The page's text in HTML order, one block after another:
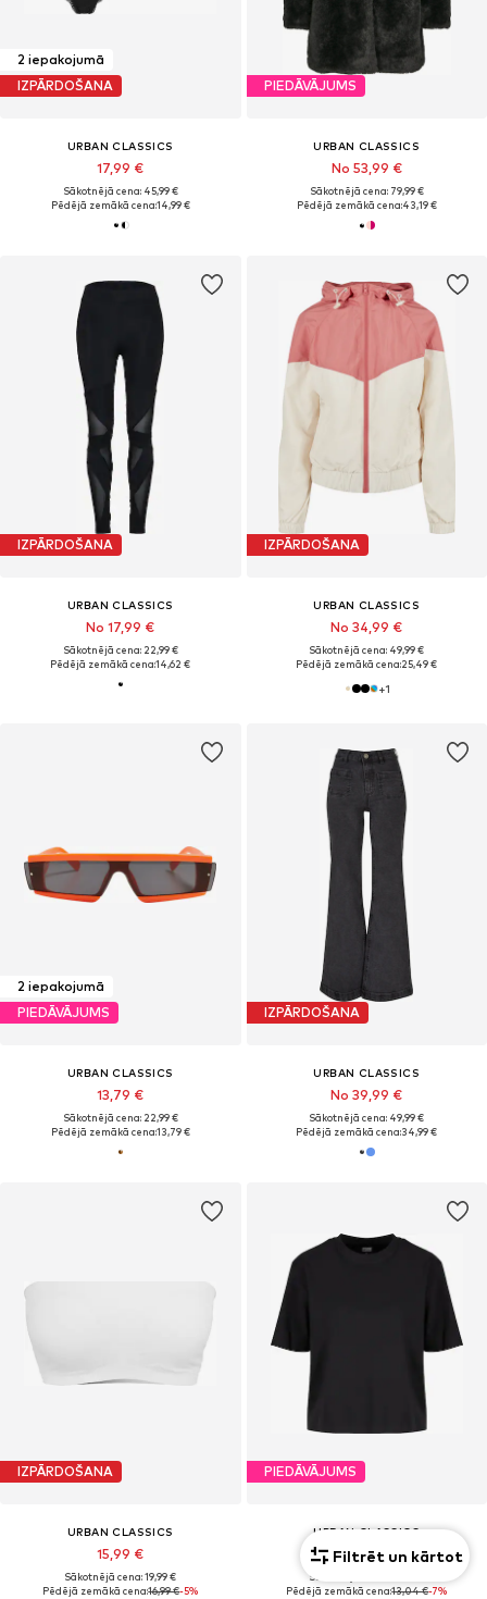
2 iepakojumā
IZPĀRDOŠANA
URBAN CLASSICS
17,99 €
Sākotnējā cena: 45,99 €
Pēdējā zemākā cena:14,99 €
PIEDĀVĀJUMS
URBAN CLASSICS
No 53,99 €
Sākotnējā cena: 79,99 €
Pēdējā zemākā cena:43,19 €
IZPĀRDOŠANA
URBAN CLASSICS
No 17,99 €
Sākotnējā cena: 22,99 €
Pēdējā zemākā cena:14,62 €
IZPĀRDOŠANA
URBAN CLASSICS
No 34,99 €
Sākotnējā cena: 49,99 €
Pēdējā zemākā cena:25,49 €
+1
2 iepakojumā
PIEDĀVĀJUMS
URBAN CLASSICS
13,79 €
Sākotnējā cena: 22,99 €
Pēdējā zemākā cena:13,79 €
IZPĀRDOŠANA
URBAN CLASSICS
No 39,99 €
Sākotnējā cena: 49,99 €
Pēdējā zemākā cena:34,99 €
IZPĀRDOŠANA
URBAN CLASSICS
15,99 €
Sākotnējā cena: 19,99 €
Pēdējā zemākā cena:16,99 €-5%
PIEDĀVĀJUMS
URBAN CLASSICS
No 12,14 €
Sākotnējā cena: 22,99 €
Pēdējā zemākā cena:13,04 €-7%
Filtrēt un kārtot